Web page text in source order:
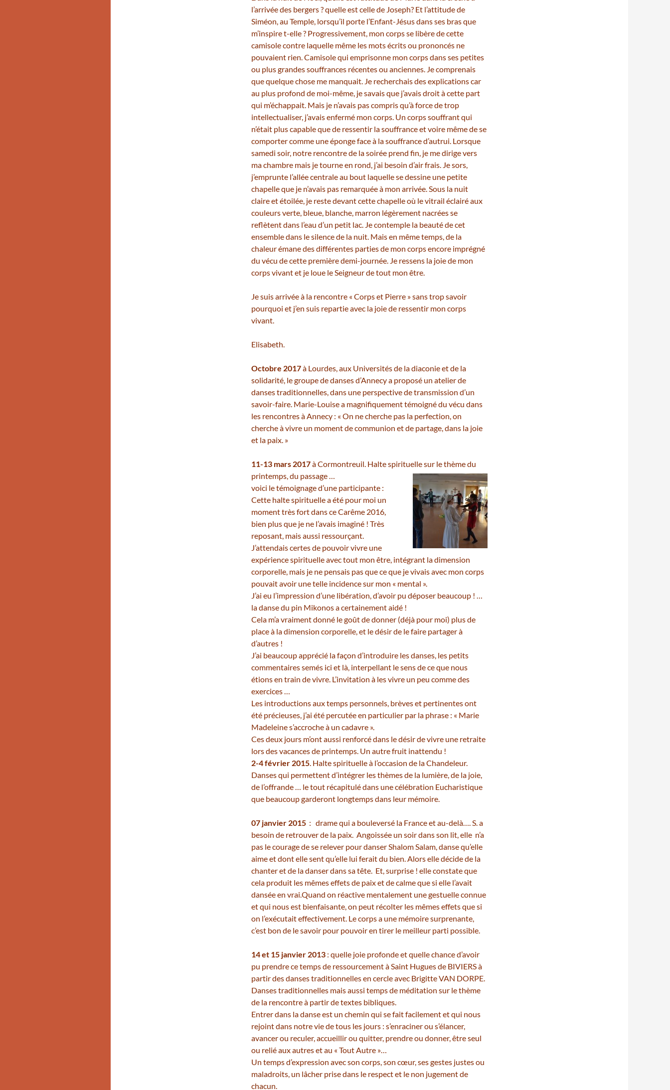
l’arrivée des bergers ? quelle est celle de Joseph? Et l’attitude de
Siméon, au Temple, lorsqu’il porte l’Enfant-Jésus dans ses bras que
m’inspire t-elle ? Progressivement, mon corps se libère de cette
camisole contre laquelle même les mots écrits ou prononcés ne
pouvaient rien. Camisole qui emprisonne mon corps dans ses petites
ou plus grandes souffrances récentes ou anciennes. Je comprenais
que quelque chose me manquait. Je recherchais des explications car
au plus profond de moi-même, je savais que j’avais droit à cette part
qui m’échappait. Mais je n’avais pas compris qu’à force de trop
intellectualiser, j’avais enfermé mon corps. Un corps souffrant qui
n’était plus capable que de ressentir la souffrance et voire même de se
comporter comme une éponge face à la souffrance d’autrui. Lorsque
samedi soir, notre rencontre de la soirée prend fin, je me dirige vers
ma chambre mais je tourne en rond, j’ai besoin d’air frais. Je sors,
j’emprunte l’allée centrale au bout laquelle se dessine une petite
chapelle que je n’avais pas remarquée à mon arrivée. Sous la nuit
claire et étoilée, je reste devant cette chapelle où le vitrail éclairé aux
couleurs verte, bleue, blanche, marron légèrement nacrées se
reflètent dans l’eau d’un petit lac. Je contemple la beauté de cet
ensemble dans le silence de la nuit. Mais en même temps, de la
chaleur émane des différentes parties de mon corps encore imprégné
du vécu de cette première demi-journée. Je ressens la joie de mon
corps vivant et je loue le Seigneur de tout mon être.
Je suis arrivée à la rencontre « Corps et Pierre » sans trop savoir
pourquoi et j’en suis repartie avec la joie de ressentir mon corps
vivant.
Elisabeth.
Octobre 2017à Lourdes, aux Universités de la diaconie et de la
solidarité, le groupe de danses d’Annecy a proposé un atelier de
danses traditionnelles, dans une perspective de transmission d’un
savoir-faire. Marie-Louise a magnifiquement témoigné du vécu dans
les rencontres à Annecy : « On ne cherche pas la perfection, on
cherche à vivre un moment de communion et de partage, dans la joie
et la paix. »
11-13 mars 2017à Cormontreuil. Halte spirituelle sur le thème du
printemps, du passage …
voici le témoignage d’une participante :
Cette halte spirituelle a été pour moi un
moment très fort dans ce Carême 2016,
bien plus que je ne l’avais imaginé ! Très
reposant, mais aussi ressourçant.
J’attendais certes de pouvoir vivre une
expérience spirituelle avec tout mon être, intégrant la dimension
corporelle, mais je ne pensais pas que ce que je vivais avec mon corps
pouvait avoir une telle incidence sur mon « mental ».
J’ai eu l’impression d’une libération, d’avoir pu déposer beaucoup ! …
la danse du pin Mikonos a certainement aidé !
Cela m’a vraiment donné le goût de donner (déjà pour moi) plus de
place à la dimension corporelle, et le désir de le faire partager à
d’autres !
J’ai beaucoup apprécié la façon d’introduire les danses, les petits
commentaires semés ici et là, interpellant le sens de ce que nous
étions en train de vivre. L’invitation à les vivre un peu comme des
exercices …
Les introductions aux temps personnels, brèves et pertinentes ont
été précieuses, j’ai été percutée en particulier par la phrase : « Marie
Madeleine s’accroche à un cadavre ».
Ces deux jours m’ont aussi renforcé dans le désir de vivre une retraite
lors des vacances de printemps. Un autre fruit inattendu !
2-4 février 2015. Halte spirituelle à l’occasion de la Chandeleur.
Danses qui permettent d’intégrer les thèmes de la lumière, de la joie,
de l’offrande … le tout récapitulé dans une célébration Eucharistique
que beaucoup garderont longtemps dans leur mémoire.
07 janvier 2015 : drame qui a bouleversé la France et au-delà…. S. a
besoin de retrouver de la paix. Angoissée un soir dans son lit, elle n’a
pas le courage de se relever pour danser Shalom Salam, danse qu’elle
aime et dont elle sent qu’elle lui ferait du bien. Alors elle décide de la
chanter et de la danser dans sa tête. Et, surprise ! elle constate que
cela produit les mêmes effets de paix et de calme que si elle l’avait
dansée en vrai.Quand on réactive mentalement une gestuelle connue
et qui nous est bienfaisante, on peut récolter les mêmes effets que si
on l’exécutait effectivement. Le corps a une mémoire surprenante,
c’est bon de le savoir pour pouvoir en tirer le meilleur parti possible.
14 et 15 janvier 2013 : quelle joie profonde et quelle chance d’avoir
pu prendre ce temps de ressourcement à Saint Hugues de BIVIERS à
partir des danses traditionnelles en cercle avec Brigitte VAN DORPE.
Danses traditionnelles mais aussi temps de méditation sur le thème
de la rencontre à partir de textes bibliques.
Entrer dans la danse est un chemin qui se fait facilement et qui nous
rejoint dans notre vie de tous les jours : s’enraciner ou s’élancer,
avancer ou reculer, accueillir ou quitter, prendre ou donner, être seul
ou relié aux autres et au « Tout Autre »…
Un temps d’expression avec son corps, son cœur, ses gestes justes ou
maladroits, un lâcher prise dans le respect et le non jugement de
chacun.